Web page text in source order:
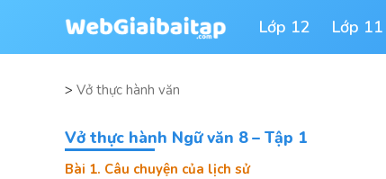
Lớp 12 Lớp 11
> Vở thực hành văn
Vở thực hành Ngữ văn 8 – Tập 1
Bài 1. Câu chuyện của lịch sử